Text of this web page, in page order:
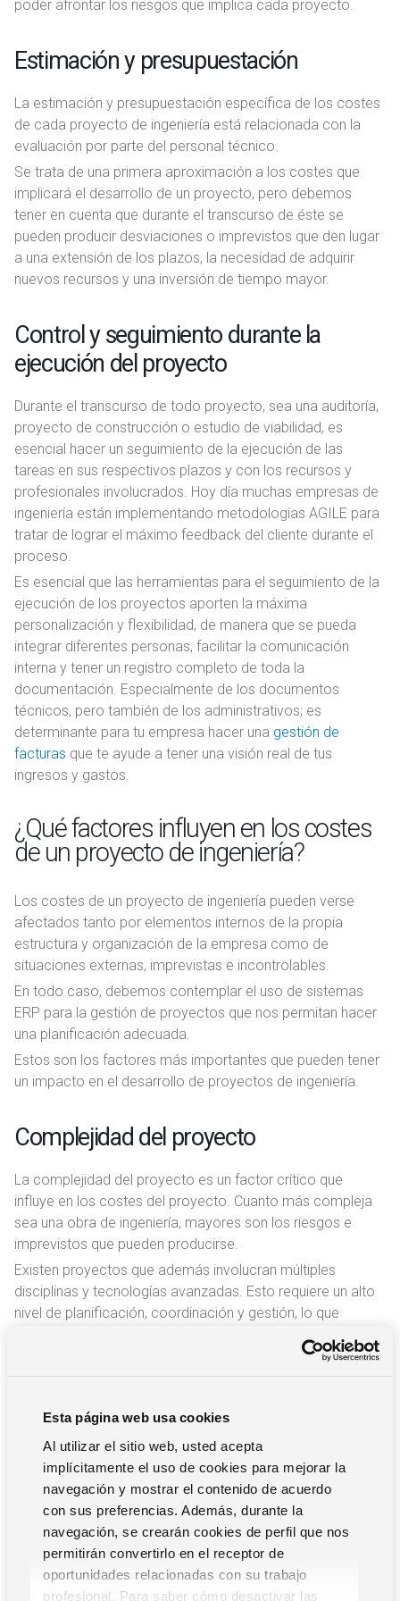
Esta página web usa cookies
Al utilizar el sitio web, usted acepta
implícitamente el uso de cookies para mejorar la
navegación y mostrar el contenido de acuerdo
con sus preferencias. Además, durante la
navegación, se crearán cookies de perfil que nos
permitirán convertirlo en el receptor de
oportunidades relacionadas con su trabajo
profesional. Para saber cómo desactivar las
poder afrontar los riesgos que implica cada proyecto.
Estimación y presupuestación
La estimación y presupuestación específica de los costes
de cada proyecto de ingeniería está relacionada con la
evaluación por parte del personal técnico.
Se trata de una primera aproximación a los costes que
implicará el desarrollo de un proyecto, pero debemos
tener en cuenta que durante el transcurso de éste se
pueden producir desviaciones o imprevistos que den lugar
a una extensión de los plazos, la necesidad de adquirir
nuevos recursos y una inversión de tiempo mayor.
Control y seguimiento durante la
ejecución del proyecto
Durante el transcurso de todo proyecto, sea una auditoría,
proyecto de construcción o estudio de viabilidad, es
esencial hacer un seguimiento de la ejecución de las
tareas en sus respectivos plazos y con los recursos y
profesionales involucrados. Hoy día muchas empresas de
ingeniería están implementando metodologías AGILE para
tratar de lograr el máximo feedback del cliente durante el
proceso.
Es esencial que las herramientas para el seguimiento de la
ejecución de los proyectos aporten la máxima
personalización y flexibilidad, de manera que se pueda
integrar diferentes personas, facilitar la comunicación
interna y tener un registro completo de toda la
documentación. Especialmente de los documentos
técnicos, pero también de los administrativos; es
determinante para tu empresa hacer una gestión de
facturas que te ayude a tener una visión real de tus
ingresos y gastos.
¿Qué factores influyen en los costes
de un proyecto de ingeniería?
Los costes de un proyecto de ingeniería pueden verse
afectados tanto por elementos internos de la propia
estructura y organización de la empresa como de
situaciones externas, imprevistas e incontrolables.
En todo caso, debemos contemplar el uso de sistemas
ERP para la gestión de proyectos que nos permitan hacer
una planificación adecuada.
Estos son los factores más importantes que pueden tener
un impacto en el desarrollo de proyectos de ingeniería.
Complejidad del proyecto
La complejidad del proyecto es un factor crítico que
influye en los costes del proyecto. Cuanto más compleja
sea una obra de ingeniería, mayores son los riesgos e
imprevistos que pueden producirse.
Existen proyectos que además involucran múltiples
disciplinas y tecnologías avanzadas. Esto requiere un alto
nivel de planificación, coordinación y gestión, lo que
Factores externos (ambientales,
económicos)
Siempre hay situaciones externas que pueden escapar a
nuestro control y tener una influencia directa en el
transcurso de un proyecto. Por ejemplo, en un proyecto de
ingeniería de gran envergadura pueden producirse múltiples
compras de materiales durante el desarrollo del proyecto.
Si resulta que durante el proyecto aumentan los precios de